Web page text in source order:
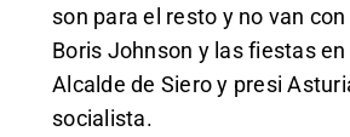
son para el resto y no van
Boris Johnson y las fiestas en
Alcalde de Siero y presi
socialista.